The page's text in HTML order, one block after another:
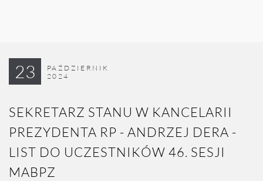
23
PAŹDZIERNIK
2024
SEKRETARZ STANU W KANCELARII
PREZYDENTA RP - ANDRZEJ DERA -
LIST DO UCZESTNIKÓW 46. SESJI
MABPZ